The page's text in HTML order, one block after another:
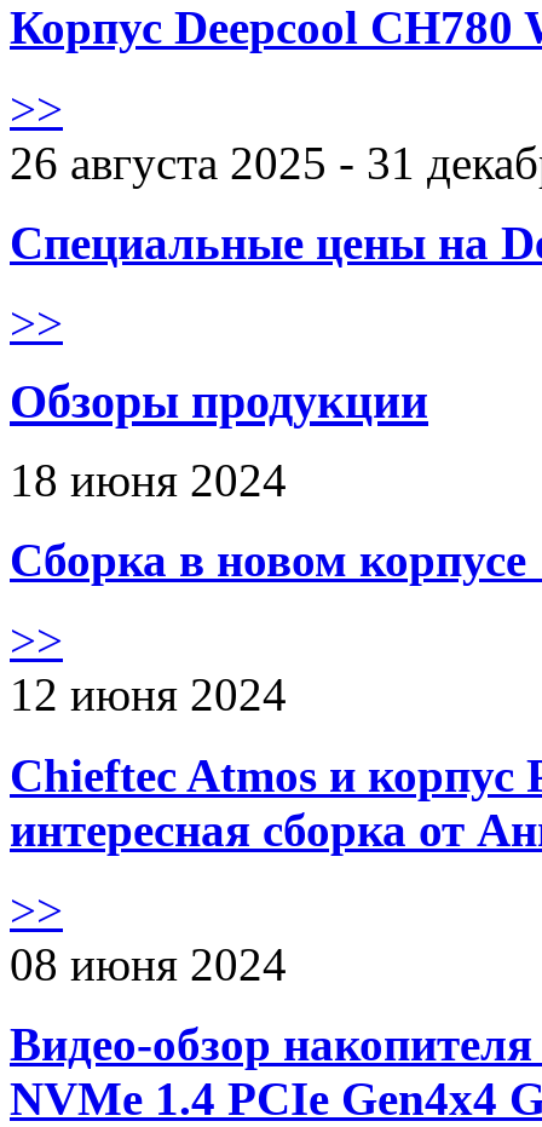
Корпус Deepcool CH780
>>
26 августа 2025 - 31
Специальные цены на
>>
Обзоры продукции
18 июня 2024
Сборка в новом
>>
12 июня 2024
Chieftec Atmos и корпус
интересная сборка от
>>
08 июня 2024
Видео-обзор
NVMe 1.4 PCIe Gen4х4